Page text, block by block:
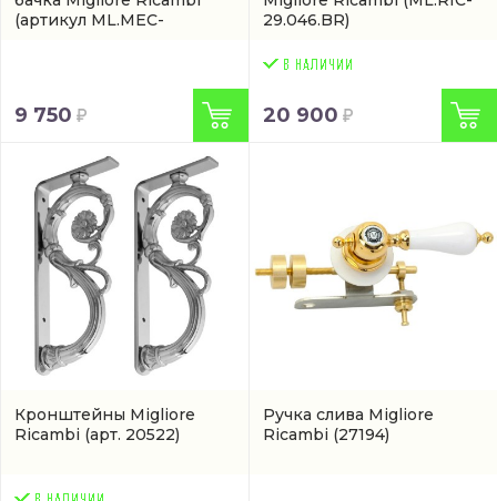
(артикул ML.MEC-
9 750
29.046.BR)
20 900
Кронштейны Migliore
Ricambi (арт. 20522)
Ручка слива Migliore
Ricambi (27194)